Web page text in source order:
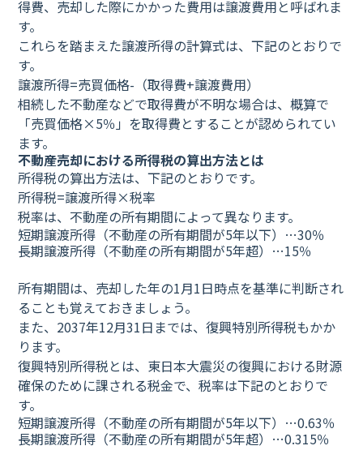
得費、売却した際にかかった費用は譲渡費用と呼ばれま
す。
これらを踏まえた譲渡所得の計算式は、下記のとおりで
す。
譲渡所得=売買価格-（取得費+譲渡費用）
相続した不動産などで取得費が不明な場合は、概算で
「売買価格×5％」を取得費とすることが認められてい
ます。
不動産売却における所得税の算出方法とは
所得税の算出方法は、下記のとおりです。
所得税=譲渡所得×税率
税率は、不動産の所有期間によって異なります。
短期譲渡所得（不動産の所有期間が5年以下）…30％
長期譲渡所得（不動産の所有期間が5年超）…15％
所有期間は、売却した年の1月1日時点を基準に判断され
ることも覚えておきましょう。
また、2037年12月31日までは、復興特別所得税もかか
ります。
復興特別所得税とは、東日本大震災の復興における財源
確保のために課される税金で、税率は下記のとおりで
す。
短期譲渡所得（不動産の所有期間が5年以下）…0.63％
長期譲渡所得（不動産の所有期間が5年超）…0.315％